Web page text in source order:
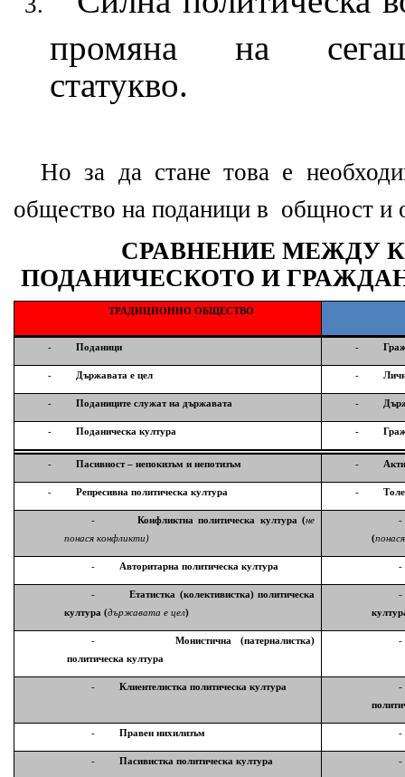
промяна на
статукво.
Но за да стане това е
общество на поданици в общност и
СРАВНЕНИЕ МЕЖДУ
ПОДАНИЧЕСКОТО И
ТРАДИЦИОННО ОБЩЕСТВО
- Поданици -
- Държавата е цел -
- Поданиците служат на държавата -
- Поданическа култура -
- Пасивност – непокизъм и непотизъм -
- Репресивна политическа култура -
- Конфликтна политическа култура (не
понася конфликти)
-
(
- Авторитарна политическакултура -
-
Етатистка (колективистка) политическа
култура (държавата е цел)
-
-
Монистична (патерналистка)
политическакултура
-
- Клиентелистка политическакултура
-
- Правен нихилизъм -
- Пасивистка политическакултура -